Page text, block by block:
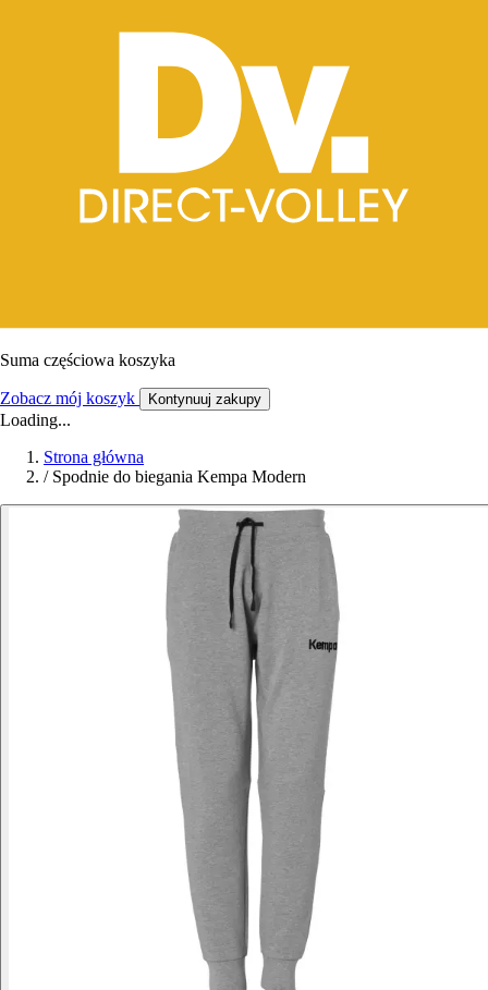
Suma częściowa koszyka
Zobacz mój koszyk Kontynuuj zakupy
Loading...
Strona główna
/ Spodnie do biegania Kempa Modern